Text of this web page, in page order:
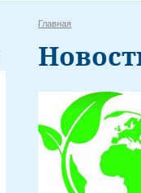
Главная